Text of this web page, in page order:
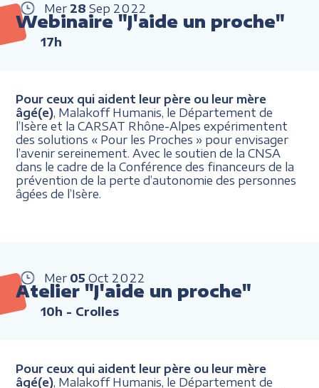
Mer 28 Sep 2022
Webinaire "J'aide un proche"
17h
Pour ceux qui aident leur père ou leur mère
âgé(e) , Malakoff Humanis, le Département de
l’Isère et la CARSAT Rhône-Alpes expérimentent
des solutions « Pour les Proches » pour envisager
l’avenir sereinement. Avec le soutien de la CNSA
dans le cadre de la Conférence des financeurs de la
prévention de la perte d’autonomie des personnes
âgées de l’Isère.
Mer 05 Oct 2022
Atelier "J'aide un proche"
10h - Crolles
Pour ceux qui aident leur père ou leur mère
âgé(e) , Malakoff Humanis, le Département de